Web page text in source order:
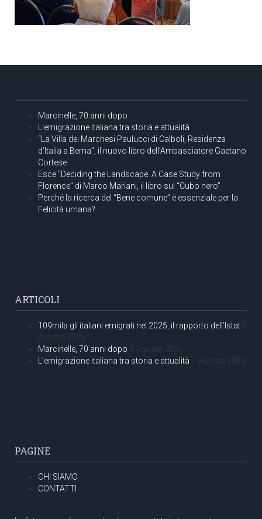
Marcinelle, 70 anni dopo
L’emigrazione italiana tra storia e attualità
“La Villa dei Marchesi Paulucci di Calboli, Residenza
d’Italia a Berna”, il nuovo libro dell’Ambasciatore Gaetano
Cortese
Esce “Deciding the Landscape. A Case Study from
Florence” di Marco Mariani, il libro sul “Cubo nero”
Perché la ricerca del “Bene comune” è essenziale per la
Felicità umana?
ARTICOLI
109mila gli italiani emigrati nel 2025, il rapporto dell’Istat 5
Agosto 2026
Marcinelle, 70 anni dopo 5 Agosto 2026
L’emigrazione italiana tra storia e attualità 1 Agosto 2026
PAGINE
CHI SIAMO
CONTATTI